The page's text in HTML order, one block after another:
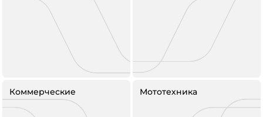
Коммерческие Мототехника